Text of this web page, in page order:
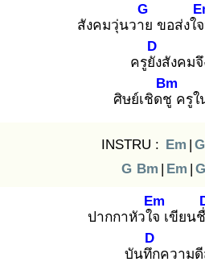
สังคมวุ่นวาย
G
ขอส่งใ
ครูยัง
D
สังคมจึ
ศิษย์เชิดชู
Bm
ครูใ
INSTRU : Em | G
G Bm | Em | G
ปากกาหัวใจ
Em
เขียน
บันทึก
D
ความดี